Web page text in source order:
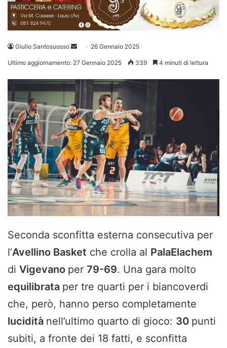
Giulio Santosuosso
Invia 26 Gennaio 2025
Ultimo aggiornamento: 27 Gennaio 2025 339 4 minuti di lettura
Seconda sconfitta esterna consecutiva per
l’Avellino Basket che crolla al PalaElachem
di Vigevano per 79-69. Una gara molto
equilibrata per tre quarti per i biancoverdi
che, però, hanno perso completamente
lucidità nell’ultimo quarto di gioco: 30 punti
subiti, a fronte dei 18 fatti, e sconfitta